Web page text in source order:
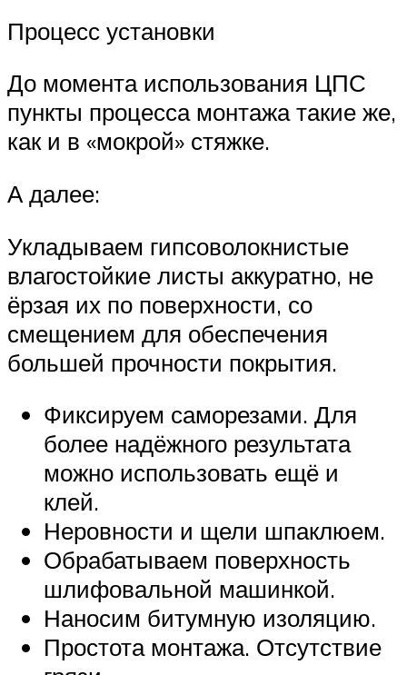
Процесс установки
До момента использования ЦПС
пункты процесса монтажа такие же,
как и в «мокрой» стяжке.
А далее:
Укладываем гипсоволокнистые
влагостойкие листы аккуратно, не
ёрзая их по поверхности, со
смещением для обеспечения
большей прочности покрытия.
Фиксируем саморезами. Для
более надёжного результата
можно использовать ещё и
клей.
Неровности и щели шпаклюем.
Обрабатываем поверхность
шлифовальной машинкой.
Наносим битумную изоляцию.
Простота монтажа. Отсутствие